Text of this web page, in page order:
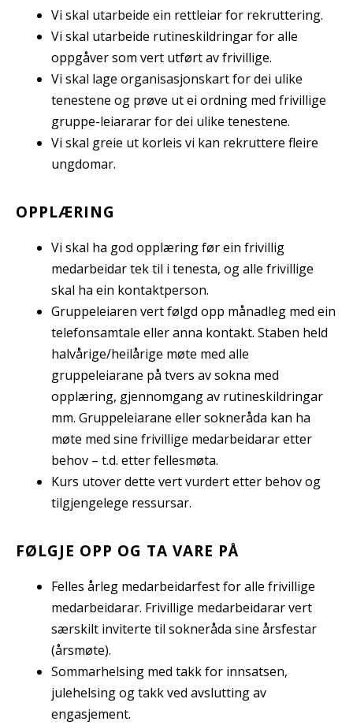
Vi skal utarbeide ein rettleiar for rekruttering.
Vi skal utarbeide rutineskildringar for alle
oppgåver som vert utført av frivillige.
Vi skal lage organisasjonskart for dei ulike
tenestene og prøve ut ei ordning med frivillige
gruppe-leiararar for dei ulike tenestene.
Vi skal greie ut korleis vi kan rekruttere fleire
ungdomar.
OPPLÆRING
Vi skal ha god opplæring før ein frivillig
medarbeidar tek til i tenesta, og alle frivillige
skal ha ein kontaktperson.
Gruppeleiaren vert følgd opp månadleg med ein
telefonsamtale eller anna kontakt. Staben held
halvårige/heilårige møte med alle
gruppeleiarane på tvers av sokna med
opplæring, gjennomgang av rutineskildringar
mm. Gruppeleiarane eller sokneråda kan ha
møte med sine frivillige medarbeidarar etter
behov – t.d. etter fellesmøta.
Kurs utover dette vert vurdert etter behov og
tilgjengelege ressursar.
FØLGJE OPP OG TA VARE PÅ
Felles årleg medarbeidarfest for alle frivillige
medarbeidarar. Frivillige medarbeidarar vert
særskilt inviterte til sokneråda sine årsfestar
(årsmøte).
Sommarhelsing med takk for innsatsen,
julehelsing og takk ved avslutting av
engasjement.